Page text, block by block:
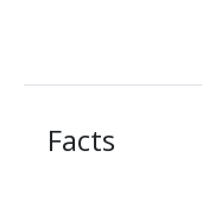
Facts